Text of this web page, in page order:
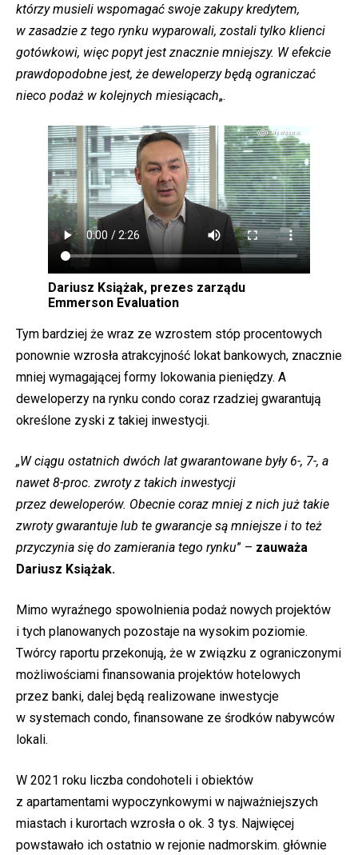
którzy musieli wspomagać swoje zakupy kredytem,
w zasadzie z tego rynku wyparowali, zostali tylko klienci
gotówkowi, więc popyt jest znacznie mniejszy. W efekcie
prawdopodobne jest, że deweloperzy będą ograniczać
nieco podaż w kolejnych miesiącach„.
Dariusz Książak, prezes zarządu
Emmerson Evaluation
Tym bardziej że wraz ze wzrostem stóp procentowych
ponownie wzrosła atrakcyjność lokat bankowych, znacznie
mniej wymagającej formy lokowania pieniędzy. A
deweloperzy na rynku condo coraz rzadziej gwarantują
określone zyski z takiej inwestycji.
„W ciągu ostatnich dwóch lat gwarantowane były 6-, 7-, a
nawet 8-proc. zwroty z takich inwestycji
przez deweloperów. Obecnie coraz mniej z nich już takie
zwroty gwarantuje lub te gwarancje są mniejsze i to też
przyczynia się do zamierania tego rynku” – zauważa
Dariusz Książak.
Mimo wyraźnego spowolnienia podaż nowych projektów
i tych planowanych pozostaje na wysokim poziomie.
Twórcy raportu przekonują, że w związku z ograniczonymi
możliwościami finansowania projektów hotelowych
przez banki, dalej będą realizowane inwestycje
w systemach condo, finansowane ze środków nabywców
lokali.
W 2021 roku liczba condohoteli i obiektów
z apartamentami wypoczynkowymi w najważniejszych
miastach i kurortach wzrosła o ok. 3 tys. Najwięcej
powstawało ich ostatnio w rejonie nadmorskim. głównie